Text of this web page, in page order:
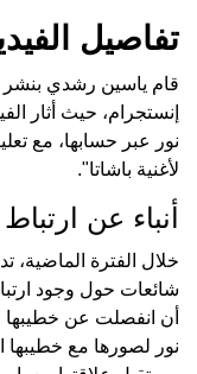
تفاصيل
قام ياسين رشدي بنشر
إنستجرام، حيث أثار
نور عبر حسابها، مع
لأغنية باشاتا".
أنباء عن
خلال الفترة الماضية،
شائعات حول وجود
أن انفصلت عن خطيبها
نور لصورها مع خطيبها